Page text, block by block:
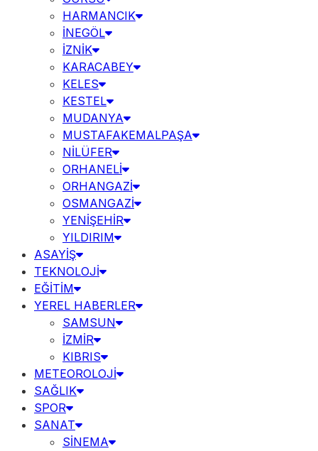
HARMANCIK
İNEGÖL
İZNİK
KARACABEY
KELES
KESTEL
MUDANYA
MUSTAFAKEMALPAŞA
NİLÜFER
ORHANELİ
ORHANGAZİ
OSMANGAZİ
YENİŞEHİR
YILDIRIM
ASAYİŞ
TEKNOLOJİ
EĞİTİM
YEREL HABERLER
SAMSUN
İZMİR
KIBRIS
METEOROLOJİ
SAĞLIK
SPOR
SANAT
SİNEMA